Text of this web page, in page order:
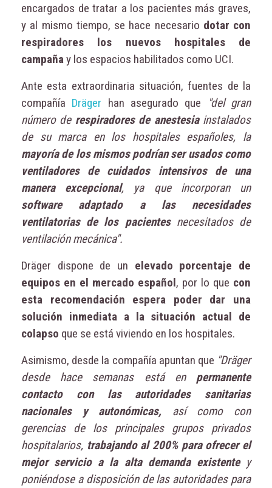
encargados de tratar a los pacientes más graves,
y al mismo tiempo, se hace necesario dotar con
respiradores los nuevos hospitales de
campañay los espacios habilitados como UCI.
Ante esta extraordinaria situación, fuentes de la
compañía Dräger han asegurado que
"del gran
número derespiradores de anestesiainstalados
de su marca en los hospitales españoles, la
mayoría de los mismos podrían ser usados como
ventiladores de cuidados intensivos de una
manera excepcional, ya que incorporan un
software adaptado a las necesidades
ventilatorias de los pacientesnecesitados de
ventilación mecánica".
Dräger dispone de un elevado porcentaje de
equipos en el mercado español, por lo que con
esta recomendación espera poder dar una
solución inmediata a la situación actual de
colapso que se está viviendo en los hospitales.
Asimismo, desde la compañía apuntan que "Dräger
desde hace semanas está en permanente
contacto con las autoridades sanitarias
nacionales y autonómicas, así como con
gerencias de los principales grupos privados
hospitalarios, trabajando al 200% para ofrecer el
mejor servicio a la alta demanda existentey
poniéndose a disposición de las autoridades para